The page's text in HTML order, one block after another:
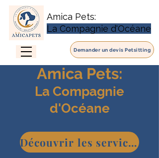
Demander un devis Petsitting
Amica Pets:
La Compagnie d'Océane
Amica Pets:
La Compagnie
d'Océane
Découvrir les services